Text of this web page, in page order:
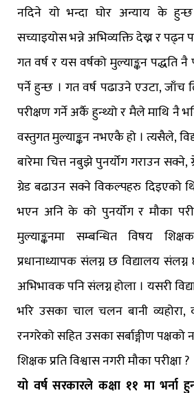
नदिने यो भन्दा घोर अन्याय के
सच्याइयोस भन्ने अभिव्यक्ति देख्न र पढ्न
गत वर्ष र यस वर्षको मुल्याङ्कन
पर्ने हुन्छ । गत वर्ष पढाउने एउटा, जाँच
परीक्षण गर्ने अर्कै हुन्थ्यो र मैले माथि नै
वस्तुगत मुल्याङ्कन नभएकै हो । त्यसैले,
बारेमा चित्त नबुझे पुनर्योग गराउन सक्ने,
ग्रेड बढाउन सक्ने विकल्पहरु दिइएको
भएन अनि के को पुनर्योग र मौका
मुल्याङ्कनमा सम्बन्धित विषय
प्रधानाध्यापक संलग्न छ विद्यालय
अभिभावक पनि संलग्न होला । यसरी
भरि उसका चाल चलन बानी व्यहोरा,
रनगरेको सहित उसका सर्बाङ्गीण पक्षको
शिक्षक प्रति विश्वास नगरी मौका परीक्षा ?
यो वर्ष सरकारले कक्षा ११ मा भर्ना